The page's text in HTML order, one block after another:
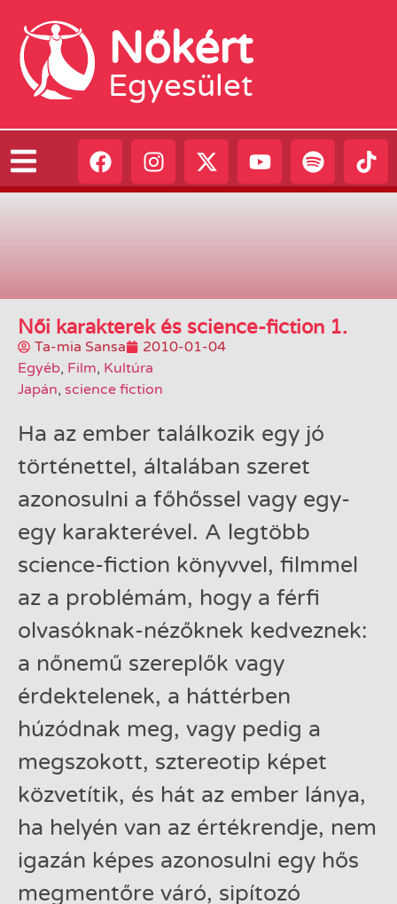
Nőkért
Egyesület
Női karakterek és science-fiction 1.
Ta-mia Sansa
2010-01-04
Egyéb, Film, Kultúra
Japán, science fiction
Ha az ember találkozik egy jó
történettel, általában szeret
azonosulni a főhőssel vagy egy-
egy karakterével. A legtöbb
science-fiction könyvvel, filmmel
az a problémám, hogy a férfi
olvasóknak-nézőknek kedveznek:
a nőnemű szereplők vagy
érdektelenek, a háttérben
húzódnak meg, vagy pedig a
megszokott, sztereotip képet
közvetítik, és hát az ember lánya,
ha helyén van az értékrendje, nem
igazán képes azonosulni egy hős
megmentőre váró, sipítozó